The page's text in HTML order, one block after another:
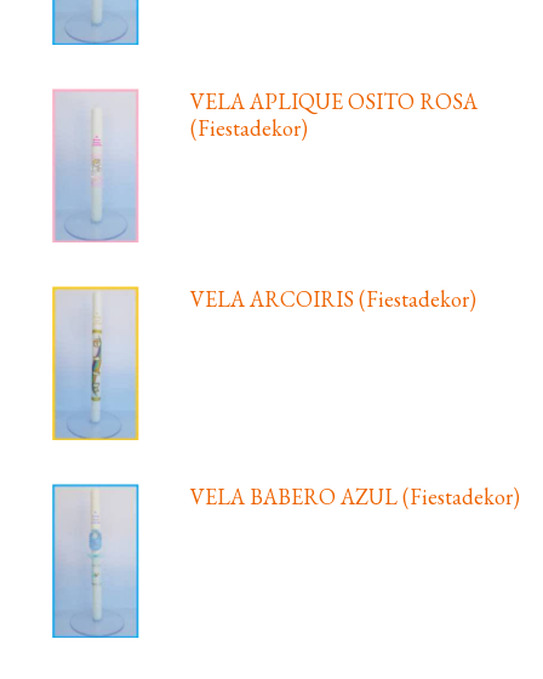
VELA APLIQUE OSITO ROSA
(Fiestadekor)
VELA ARCOIRIS (Fiestadekor)
VELA BABERO AZUL (Fiestadekor)